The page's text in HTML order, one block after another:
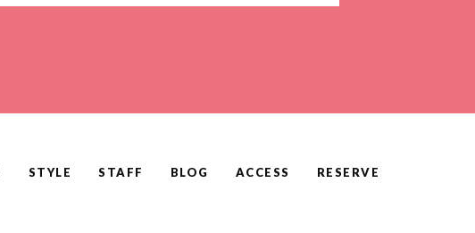
STYLE STAFF BLOG ACCESS RESERVE